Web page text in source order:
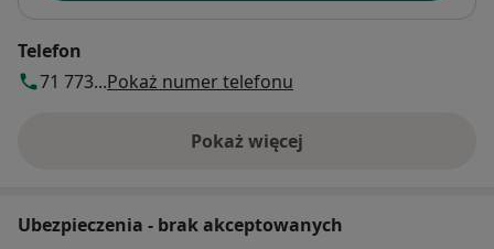
Telefon
71 773...Pokaż numer telefonu
Pokaż więcej
o adresie
Ubezpieczenia - brak akceptowanych